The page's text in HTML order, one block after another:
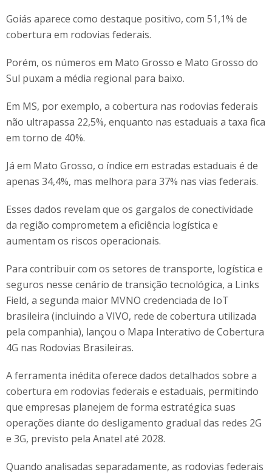
Goiás aparece como destaque positivo, com 51,1% de
cobertura em rodovias federais.
Porém, os números em Mato Grosso e Mato Grosso do
Sul puxam a média regional para baixo.
Em MS, por exemplo, a cobertura nas rodovias federais
não ultrapassa 22,5%, enquanto nas estaduais a taxa fica
em torno de 40%.
Já em Mato Grosso, o índice em estradas estaduais é de
apenas 34,4%, mas melhora para 37% nas vias federais.
Esses dados revelam que os gargalos de conectividade
da região comprometem a eficiência logística e
aumentam os riscos operacionais.
Para contribuir com os setores de transporte, logística e
seguros nesse cenário de transição tecnológica, a Links
Field, a segunda maior MVNO credenciada de IoT
brasileira (incluindo a VIVO, rede de cobertura utilizada
pela companhia), lançou o Mapa Interativo de Cobertura
4G nas Rodovias Brasileiras.
A ferramenta inédita oferece dados detalhados sobre a
cobertura em rodovias federais e estaduais, permitindo
que empresas planejem de forma estratégica suas
operações diante do desligamento gradual das redes 2G
e 3G, previsto pela Anatel até 2028.
Quando analisadas separadamente, as rodovias federais